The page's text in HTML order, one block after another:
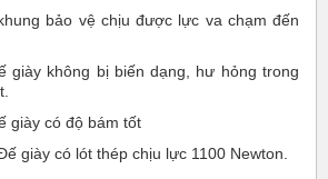
bảo vệ chịu được lực va chạm đến
giày không bị biến dạng, hư hỏng trong
giày có độ bám tốt
giày có lót thép chịu lực 1100 Newton.